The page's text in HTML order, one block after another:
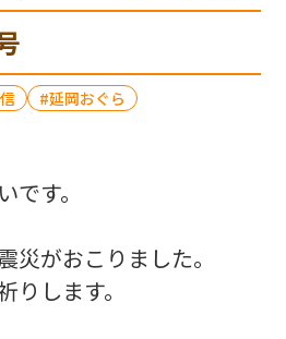
延岡おぐら
す。
災がおこりました。
りします。